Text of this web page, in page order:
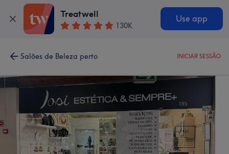
Treatwell
130K
Use app
Salões de Beleza perto INICIAR SESSÃO